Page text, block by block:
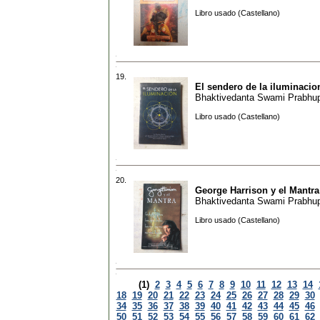
Libro usado (Castellano)
19.
El sendero de la
Bhaktivedanta Swami
Libro usado (Castellano)
20.
George Harrison y el Mantra
Bhaktivedanta Swami
Libro usado (Castellano)
(1) 2 3 4 5 6 7 8 9 10 11 12 13 14
18 19 20 21 22 23 24 25 26 27 28 29 30
34 35 36 37 38 39 40 41 42 43 44 45 46
50 51 52 53 54 55 56 57 58 59 60 61 62